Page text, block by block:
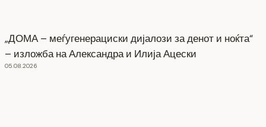
„ДОМА – меѓугенерациски дијалози за денот и ноќта“
– изложба на Александра и Илија Ацески
05.08.2026